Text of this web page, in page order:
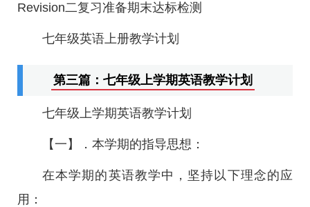
Revision二复习准备期末达标检测
七年级英语上册教学计划
第三篇：七年级上学期英语教学计划
七年级上学期英语教学计划
【一】．本学期的指导思想：
在本学期的英语教学中，坚持以下理念的应
用：